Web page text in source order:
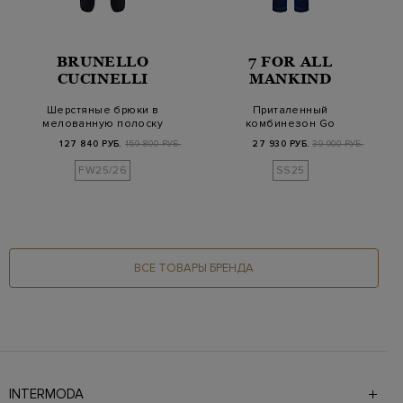
BRUNELLO
CUCINELLI
Шерстяные брюки в
мелованную полоску
127 840 РУБ. 159 800 РУБ.
FW25/26
7 FOR ALL
MANKIND
Приталенный
комбинезон Go
на пугови…
27 930 РУБ. 39 900 РУБ.
SS25
ВСЕ ТОВАРЫ БРЕНДА
INTERMODA